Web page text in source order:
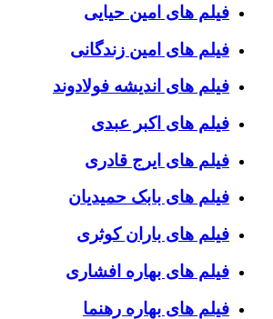
فیلم های امین حیایی
فیلم های امین زندگانی
فیلم های اندیشه فولادوند
فیلم های اکبر عبدی
فیلم های ایرج قادری
فیلم های بابک حمیدیان
فیلم های باران کوثری
فیلم های بهاره افشاری
فیلم های بهاره رهنما